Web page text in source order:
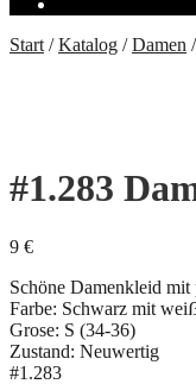
Start /Katalog /Damen /
#1.283
9 €
Schöne Damenkleid
Farbe: Schwarz mit
Grose: S (34-36)
Zustand: Neuwertig
#1.283